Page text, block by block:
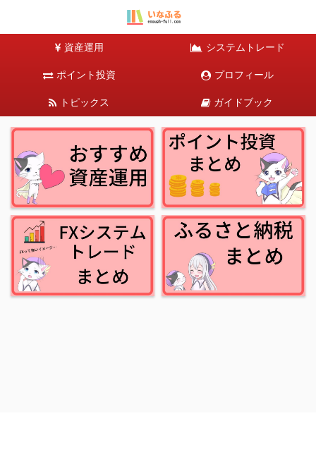
資産運用 システムトレード
ポイント投資 プロフィール
トピックス ガイドブック